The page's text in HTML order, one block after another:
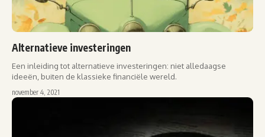
Alternatieve investeringen
Een inleiding tot alternatieve investeringen: niet alledaagse
ideeën, buiten de klassieke financiële wereld.
november 4, 2021